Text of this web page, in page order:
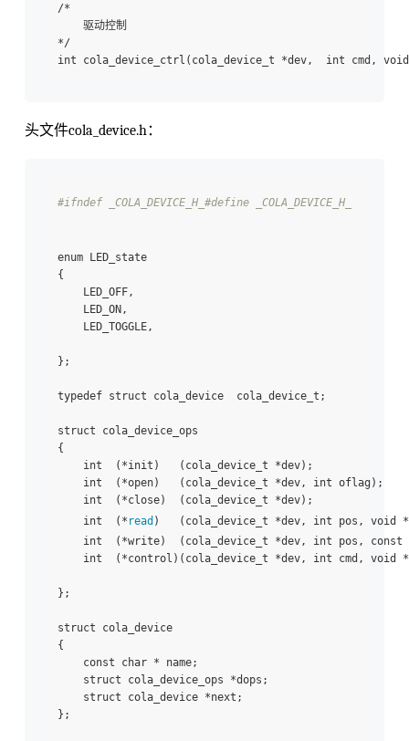
/*
驱动控制
*/
头文件cola_device.h：
#ifndef _COLA_DEVICE_H_ #define _COLA_DEVICE_H_
enum LED_state
{
LED_OFF,
LED_ON,
LED_TOGGLE,
};
typedef struct cola_device  cola_device_t;
struct cola_device_ops
{
int  (*init)   (cola_device_t *dev);
int  (*open)   (cola_device_t *dev, int oflag);
int  (*close)  (cola_device_t *dev);
int  (* read )   (cola_device_t *dev, int pos,
int  (*write)  (cola_device_t *dev, int pos, const
int  (*control)(cola_device_t *dev, int cmd, void
};
struct cola_device
{
const char * name;
struct cola_device_ops *dops;
struct cola_device *next;
};